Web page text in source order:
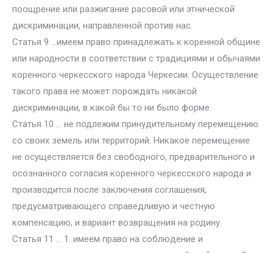
поощрение или разжигание расовой или этнической
дискриминации, направленной против нас.
Статья 9 …имеем право принадлежать к коренной общине
или народности в соответствии с традициями и обычаями
коренного черкесского народа Черкесии. Осуществление
такого права не может порождать никакой
дискриминации, в какой бы то ни было форме.
Статья 10 … не подлежим принудительному перемещению
со своих земель или территорий. Никакое перемещение
не осуществляется без свободного, предварительного и
осознанного согласия коренного черкесского народа и
производится после заключения соглашения,
предусматривающего справедливую и честную
компенсацию, и вариант возвращения на родину.
Статья 11 … 1. имеем право на соблюдение и